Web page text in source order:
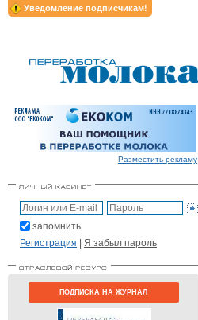
Уведомление подписчикам!
Разместить рекламу
запомнить
Регистрация | Я забыл пароль
ПОДПИСКА НА ЖУРНАЛ